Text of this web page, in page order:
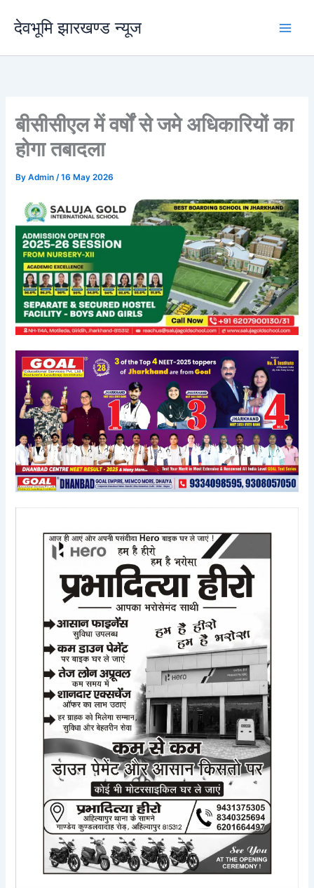
content
देवभूमि झारखण्ड न्यूज
बीसीसीएल में वर्षों से जमे अधिकारियों का
होगा तबादला
ByAdmin/16 May 2026